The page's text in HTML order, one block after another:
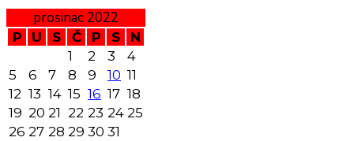
prosinac 2022
P U S Č P S
N
1
2 3
4
5
6 7 8 9 10 11
12 13 14 15 16 17 18
19 20 21 22 23 24 25
26 27 28 29 30 31